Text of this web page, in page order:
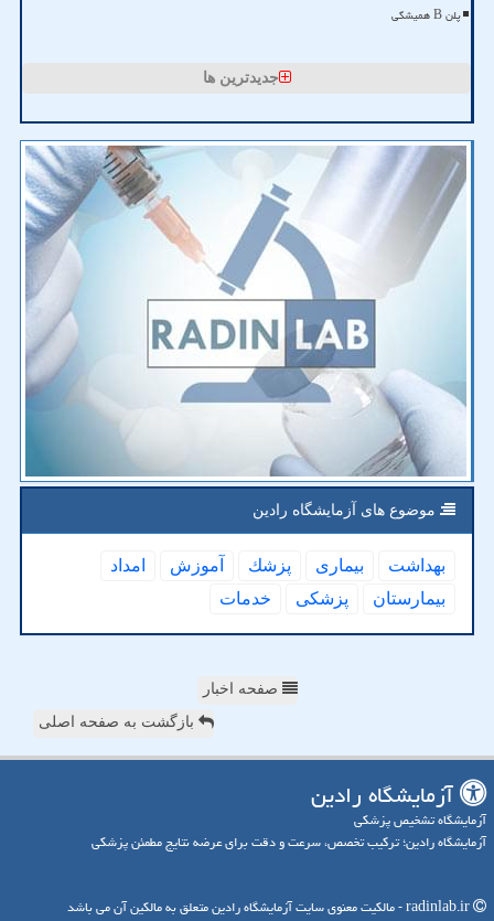
پلن B همیشگی
جدیدترین ها
موضوع های آزمایشگاه رادین
بهداشت بیماری پزشك آموزش
امداد
بیمارستان
پزشكی خدمات
صفحه اخبار
بازگشت به صفحه اصلی
آزمایشگاه رادین
آزمایشگاه تشخیص پزشکی
آزمایشگاه رادین؛ ترکیب تخصص، سرعت و دقت برای عرضه نتایج مطمئن پزشکی